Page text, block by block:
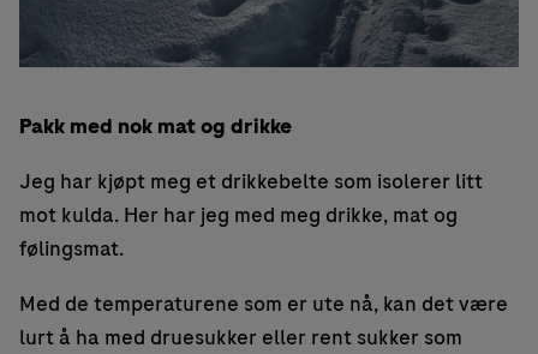
Pakk med nok mat og drikke
Jeg har kjøpt meg et drikkebelte som isolerer litt
mot kulda. Her har jeg med meg drikke, mat og
følingsmat.
Med de temperaturene som er ute nå, kan det være
lurt å ha med druesukker eller rent sukker som